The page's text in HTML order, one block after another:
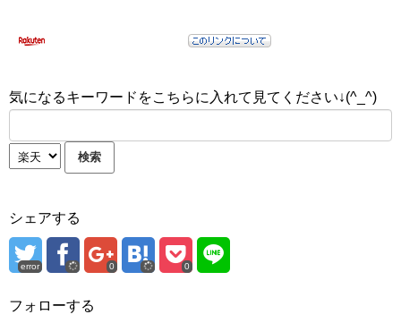
気になるキーワードをこちらに入れて見てください↓(^_^)
シェアする
error 0 0
フォローする